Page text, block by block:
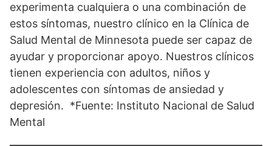
experimenta cualquiera o una combinación de
estos síntomas, nuestro clínico en la Clínica de
Salud Mental de Minnesota puede ser capaz de
ayudar y proporcionar apoyo. Nuestros clínicos
tienen experiencia con adultos, niños y
adolescentes con síntomas de ansiedad y
depresión. *Fuente: Instituto Nacional de Salud
Mental